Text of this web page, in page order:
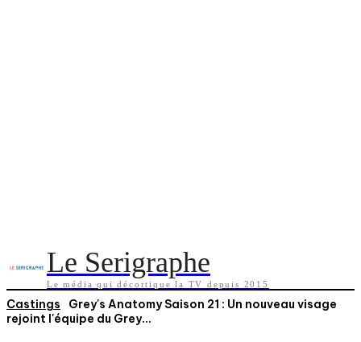
Le Serigraphe
Le média qui décortique la TV depuis 2015
Castings
Grey's Anatomy Saison 21 : Un nouveau visage
rejoint l'équipe du Grey...